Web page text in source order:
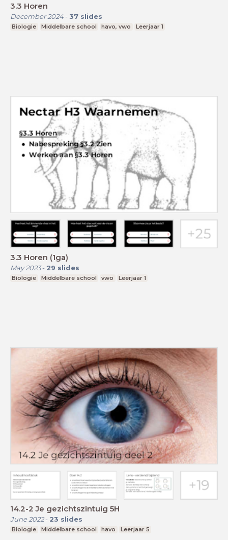
3.3 Horen
December 2024- 37 slides
Biologie Middelbare school havo, vwo Leerjaar 1
3.3 Horen (1ga)
May 2023- 29 slides
Biologie Middelbare school vwo Leerjaar 1
14.2-2 Je gezichtszintuig 5H
June 2022- 23 slides
Biologie Middelbare school havo Leerjaar 5